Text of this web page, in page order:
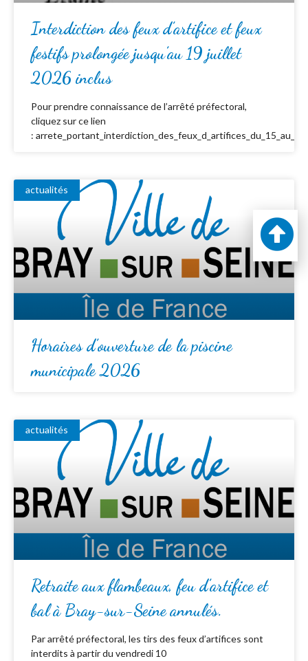
Interdiction des feux d’artifice et feux
festifs prolongée jusqu’au 19 juillet
2026 inclus
Pour prendre connaissance de l’arrêté préfectoral,
cliquez sur ce lien
:
actualités
Horaires d’ouverture de la piscine
municipale 2026
actualités
Retraite aux flambeaux, feu d’artifice et
bal à Bray-sur-Seine annulés.
Par arrêté préfectoral, les tirs des feux d’artifices sont
interdits à partir du vendredi 10